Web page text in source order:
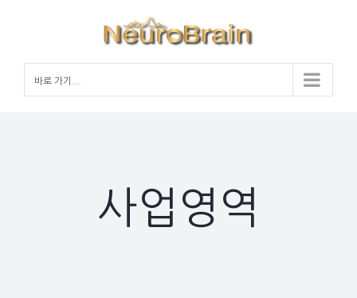
바로 가기...
사업영역